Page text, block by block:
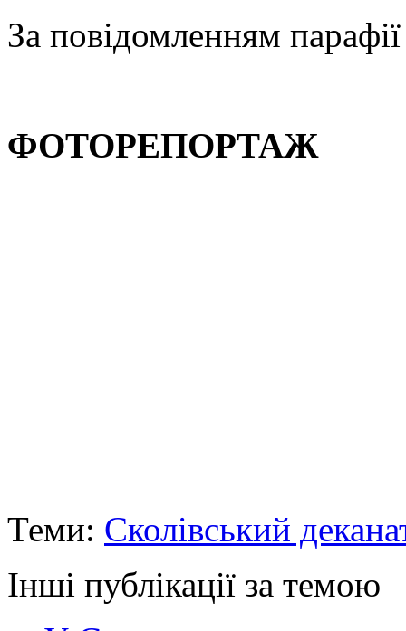
За повідомленням
ФОТОРЕПОРТАЖ
Теми: Сколівський
Інші публікації за темою